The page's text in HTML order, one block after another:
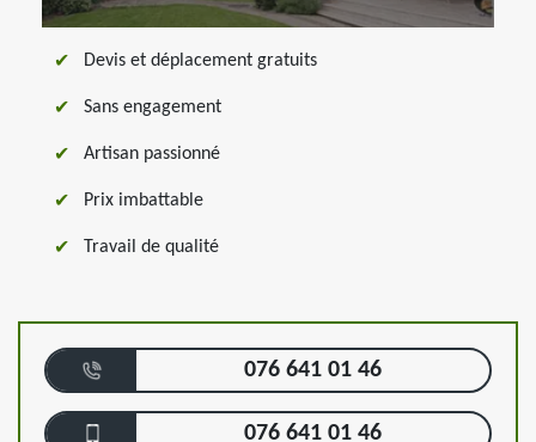
Devis et déplacement gratuits
Sans engagement
Artisan passionné
Prix imbattable
Travail de qualité
076 641 01 46
076 641 01 46